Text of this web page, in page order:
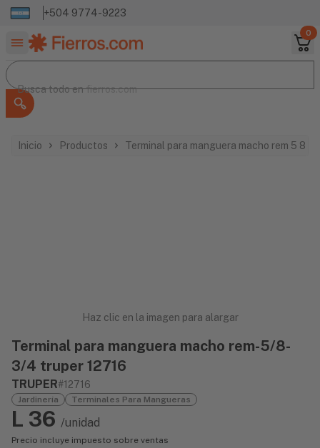
+504 9774-9223
0
Buscar productos
Busca todo en
Busca todo enfierros.com
Inicio Productos Terminal para manguera macho rem 5 8 3
Haz clic en la imagen para alargar
Terminal para manguera macho rem-5/8-
3/4 truper 12716
TRUPER#12716
Jardinería Terminales Para Mangueras
L 36 /unidad
Precio incluye impuesto sobre ventas